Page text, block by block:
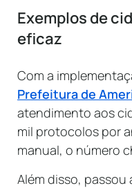
Exemplos de
eficaz
Com a
Prefeitura de
atendimento aos
mil protocolos por
manual, o número
Além disso, passou